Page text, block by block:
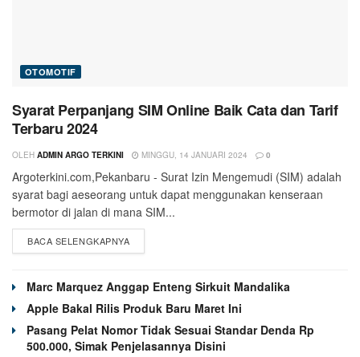
OTOMOTIF
Syarat Perpanjang SIM Online Baik Cata dan Tarif
Terbaru 2024
OLEH ADMIN ARGO TERKINI MINGGU, 14 JANUARI 2024 0
Argoterkini.com,Pekanbaru - Surat Izin Mengemudi (SIM) adalah
syarat bagi aeseorang untuk dapat menggunakan kenseraan
bermotor di jalan di mana SIM...
BACA SELENGKAPNYA
Marc Marquez Anggap Enteng Sirkuit Mandalika
Apple Bakal Rilis Produk Baru Maret Ini
Pasang Pelat Nomor Tidak Sesuai Standar Denda Rp
500.000, Simak Penjelasannya Disini